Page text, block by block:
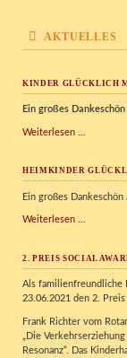
AKTUELLES
KINDER GLÜCKLICH
Ein großes
Weiterlesen …
HEIMKINDER
Ein großes
Weiterlesen …
2. PREIS SOCIAL
Als familienfreundliche
23.06.2021 den 2.
Frank Richter vom
„Die
Resonanz“. Das